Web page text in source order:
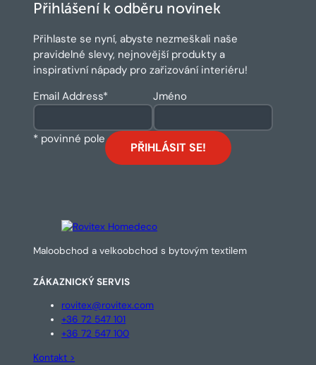
Přihlášení k odběru novinek
Přihlaste se nyní, abyste nezmeškali naše
pravidelné slevy, nejnovější produkty a
inspirativní nápady pro zařizování interiéru!
Email Address* Jméno
* povinné pole
Maloobchod a velkoobchod s bytovým textilem
ZÁKAZNICKÝ SERVIS
rovitex@rovitex.com
+36 72 547 101
+36 72 547 100
Kontakt >